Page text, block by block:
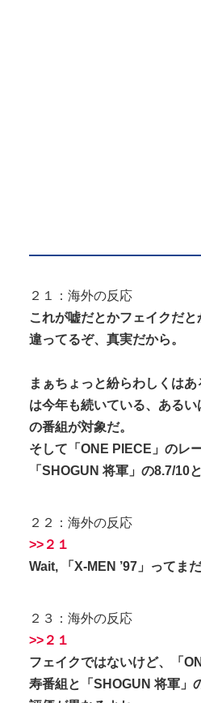
２１：海外の反応
これが嘘だとかフェイクだ
違ってるぞ、真実だから。
まぁちょっと紛らわしくは
は今年も続いている、ある
の番組が対象だ。
そして「ONE PIECE」のレ
「SHOGUN 将軍」の8.7/10
２２：海外の反応
>>２１
Wait, 「X-MEN ’97」ってま
２３：海外の反応
>>２１
フェイクではないけど、「
寿番組と「SHOGUN 将軍」